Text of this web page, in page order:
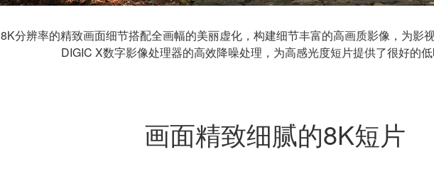
8K分辨率的精致画面细节搭配全画幅的美丽虚化，构建细节丰富的高画质影像，为影
DIGIC X数字影像处理器的高效降噪处理，为高感光度短片提供了很好的
画面精致细腻的8K短片